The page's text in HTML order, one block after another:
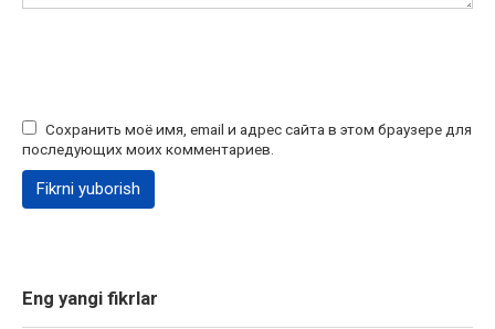
Сохранить моё имя, email и адрес сайта в этом браузере для
последующих моих комментариев.
Eng yangi fikrlar